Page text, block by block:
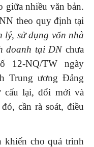
giữa nhiều văn bản.
theo quy định tại
lý, sử dụng vốn nhà
doanh tại DN chưa
12-NQ/TW ngày
Trung ương Đảng
cấu lại, đổi mới và
cần rà soát, điều
khiến cho quá trình